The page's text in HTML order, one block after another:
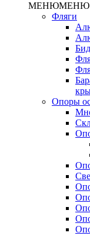
МЕНЮМЕНЮ
Фляги
Опоры